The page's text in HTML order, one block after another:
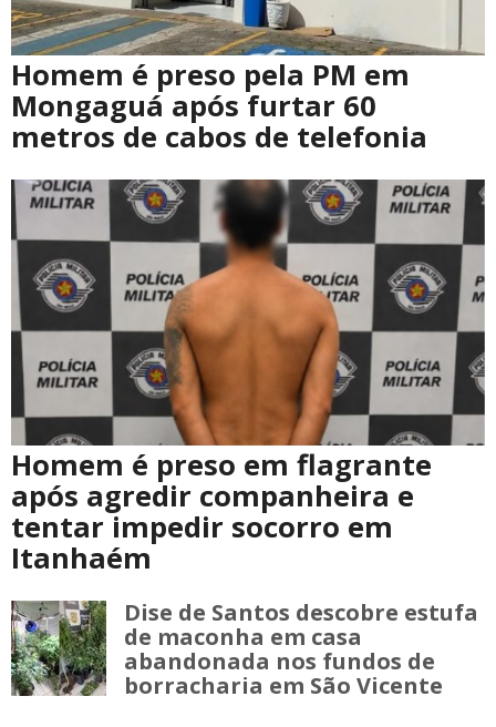
Homem é preso pela PM em
Mongaguá após furtar 60
metros de cabos de telefonia
Homem é preso em flagrante
após agredir companheira e
tentar impedir socorro em
Itanhaém
Dise de Santos descobre estufa
de maconha em casa
abandonada nos fundos de
borracharia em São Vicente